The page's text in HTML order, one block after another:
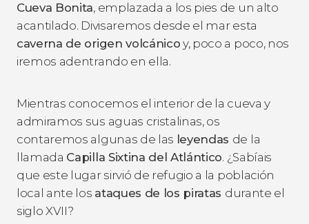
Cueva Bonita, emplazada a los pies de un alto
acantilado. Divisaremos desde el mar esta
caverna de origen volcánico y, poco a poco, nos
iremos adentrando en ella.
Mientras conocemos el interior de la cueva y
admiramos sus aguas cristalinas, os
contaremos algunas de las leyendas de la
llamada Capilla Sixtina del Atlántico. ¿Sabíais
que este lugar sirvió de refugio a la población
local ante los ataques de los piratas durante el
siglo XVII?